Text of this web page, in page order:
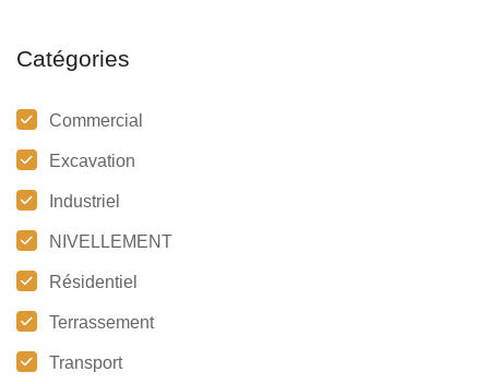
Catégories
Commercial
Excavation
Industriel
NIVELLEMENT
Résidentiel
Terrassement
Transport